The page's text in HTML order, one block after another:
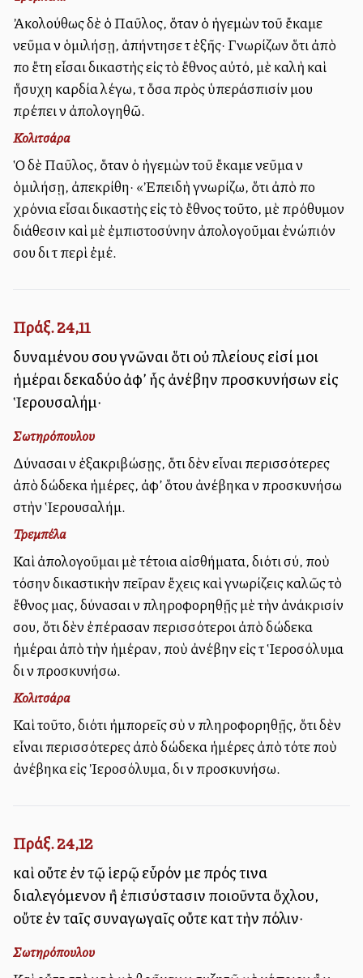
Ἀκολούθως δὲ ὁ Παῦλος, ὅταν ὁ ἡγεμὼν τοῦ ἔκαμε
νεῦμα νὰ ὁμιλήσῃ, ἀπήντησε τὰ ἑξῆς· Γνωρίζων ὅτι ἀπὸ
πολλὰ ἔτη εἶσαι δικαστὴς εἰς τὸ ἔθνος αὐτό, μὲ καλὴ καὶ
ἥσυχη καρδία λέγω, τὰ ὅσα πρὸς ὑπεράσπισίν μου
πρέπει νὰ ἀπολογηθῶ.
Κολιτσάρα
Ὁ δὲ Παῦλος, ὅταν ὁ ἡγεμὼν τοῦ ἔκαμε νεῦμα νὰ
ὁμιλήσῃ, ἀπεκρίθη· «Ἐπειδὴ γνωρίζω, ὅτι ἀπὸ πολλὰ
χρόνια εἶσαι δικαστὴς εἰς τὸ ἔθνος τοῦτο, μὲ πρόθυμον
διάθεσιν καὶ μὲ ἐμπιστοσύνην ἀπολογοῦμαι ἐνώπιόν
σου διὰ τὰ περὶ ἐμέ.
Πράξ. 24,11
δυναμένου σου γνῶναι ὅτι οὐ πλείους εἰσί μοι
ἡμέραι δεκαδύο ἀφ’ ἧς ἀνέβην προσκυνήσων εἰς
Ἱερουσαλήμ·
Σωτηρόπουλου
Δύνασαι νὰ ἐξακριβώσῃς, ὅτι δὲν εἶναι περισσότερες
ἀπὸ δώδεκα ἡμέρες, ἀφ’ ὅτου ἀνέβηκα νὰ προσκυνήσω
στὴν Ἱερουσαλήμ.
Τρεμπέλα
Καὶ ἀπολογοῦμαι μὲ τέτοια αἰσθήματα, διότι σύ, ποὺ
τόσην δικαστικὴν πεῖραν ἔχεις καὶ γνωρίζεις καλῶς τὸ
ἔθνος μας, δύνασαι νὰ πληροφορηθῇς μὲ τὴν ἀνάκρισίν
σου, ὅτι δὲν ἐπέρασαν περισσότεροι ἀπὸ δώδεκα
ἡμέραι ἀπὸ τὴν ἡμέραν, ποὺ ἀνέβην εἰς τὰ Ἱεροσόλυμα
διὰ νὰ προσκυνήσω.
Κολιτσάρα
Καὶ τοῦτο, διότι ἠμπορεῖς σὺ νὰ πληροφορηθῇς, ὅτι δὲν
εἶναι περισσότερες ἀπὸ δώδεκα ἡμέρες ἀπὸ τότε ποὺ
ἀνέβηκα εἰς Ἰεροσόλυμα, διὰ νὰ προσκυνήσω.
Πράξ. 24,12
καὶ οὔτε ἐν τῷ ἱερῷ εὗρόν με πρός τινα
διαλεγόμενον ἢ ἐπισύστασιν ποιοῦντα ὄχλου,
οὔτε ἐν ταῖς συναγωγαῖς οὔτε κατὰ τὴν πόλιν·
Σωτηρόπουλου